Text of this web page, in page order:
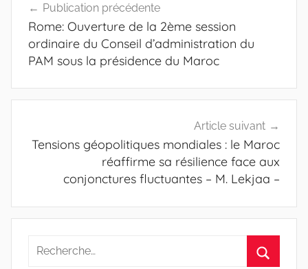
de
l’article
Publication précédente
Rome: Ouverture de la 2ème session
ordinaire du Conseil d’administration du
PAM sous la présidence du Maroc
Article suivant
Tensions géopolitiques mondiales : le Maroc
réaffirme sa résilience face aux
conjonctures fluctuantes – M. Lekjaa –
Recherche